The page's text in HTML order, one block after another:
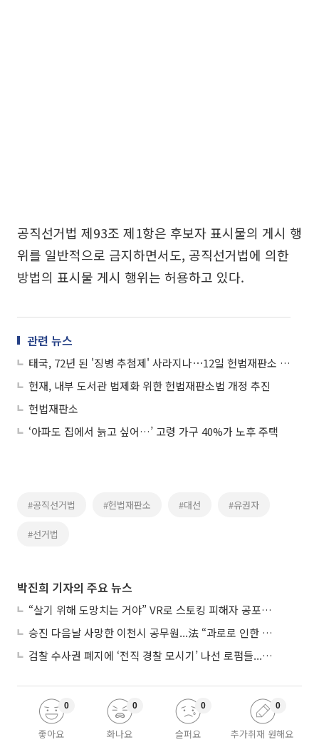
공직선거법 제93조 제1항은 후보자 표시물의 게시 행
위를 일반적으로 금지하면서도, 공직선거법에 의한
방법의 표시물 게시 행위는 허용하고 있다.
관련 뉴스
태국, 72년 된 '징병 추첨제' 사라지나⋯12일 헌법재판소 판결 예고
헌재, 내부 도서관 법제화 위한 헌법재판소법 개정 추진
헌법재판소
‘아파도 집에서 늙고 싶어…’ 고령 가구 40%가 노후 주택
#공직선거법 #헌법재판소 #대선 #유권자
#선거법
박진희 기자의 주요 뉴스
“살기 위해 도망치는 거야” VR로 스토킹 피해자 공포 마주한 수형자들
승진 다음날 사망한 이천시 공무원...法 “과로로 인한 순직”
검찰 수사권 폐지에 ‘전직 경찰 모시기’ 나선 로펌들...“경찰수사 대응 강화”
좋아요
0
화나요
0
슬퍼요
0
추가취재 원해요
0